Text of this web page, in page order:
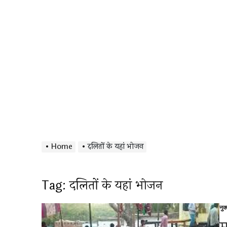
Home दलितों के यहां भोजन
Tag:दलितों के यहां भोजन
in